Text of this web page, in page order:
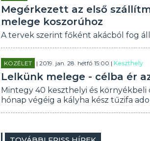
Megérkezett az első
melege koszorúhoz
A tervek szerint főként akácból fog
KÖZÉLET | 2019. jan. 28. hétfő 15:00 |Keszthely
Lelkünk melege - célba ér
Mintegy 40 keszthelyi és környékbeli
hónap végéig a kályha kész tűzifa